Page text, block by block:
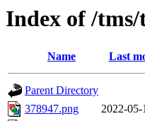
Index of /
Name Last
Parent Directory
378947.png
2022-05-